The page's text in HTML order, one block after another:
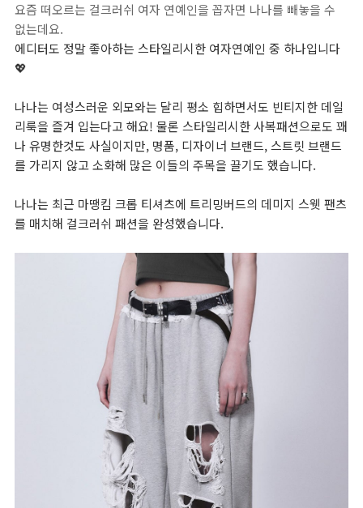
요즘 떠오르는 걸크러쉬 여자 연예인을 꼽자면 나나를 빼놓을 수
없는데요.
에디터도 정말 좋아하는 스타일리시한 여자연예인 중 하나입니다
💖
나나는 여성스러운 외모와는 달리 평소 힙하면서도 빈티지한 데일
리룩을 즐겨 입는다고 해요! 물론 스타일리시한 사복패션으로도 꽤
나 유명한것도 사실이지만, 명품, 디자이너 브랜드, 스트릿 브랜드
를 가리지 않고 소화해 많은 이들의 주목을 끌기도 했습니다.
나나는 최근 마땡킴 크롭 티셔츠에 트리밍버드의 데미지 스웻 팬츠
를 매치해 걸크러쉬 패션을 완성했습니다.